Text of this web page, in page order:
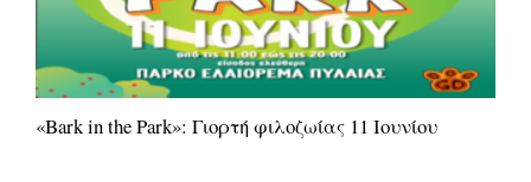
«Bark in the Park»: Γιορτή φιλοζωίας 11 Ιουνίου